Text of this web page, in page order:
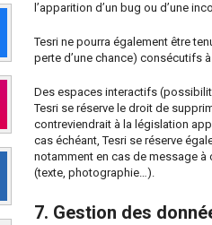
l’apparition d’un bug ou d’une
Tesri ne pourra également être
perte d’une chance) consécutifs
Des espaces interactifs
Tesri se réserve le droit de
contreviendrait à la législation
cas échéant, Tesri se réserve
notamment en cas de message
(texte, photographie…).
7. Gestion des